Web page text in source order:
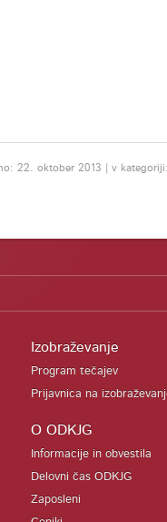
22. oktober 2013 | v
Izobraževanje
Program tečajev
Prijavnica na
O ODKJG
Informacije in obvestila
Delovni čas ODKJG
Zaposleni